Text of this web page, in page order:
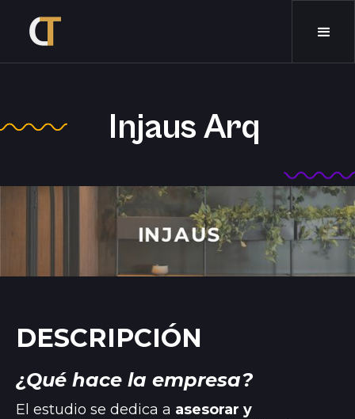
Injaus Arq
DESCRIPCIÓN
¿Qué hace la empresa?
El estudio se dedica a asesorar y